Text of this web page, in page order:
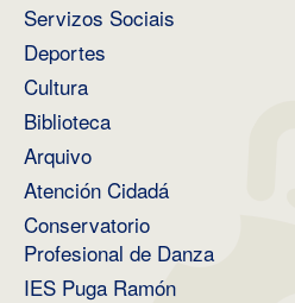
Servizos Sociais
Deportes
Cultura
Biblioteca
Arquivo
Atención Cidadá
Conservatorio
Profesional de Danza
IES Puga Ramón